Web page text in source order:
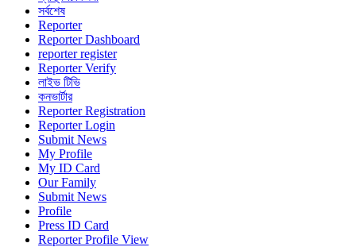
সর্বশেষ
Reporter
Reporter Dashboard
reporter register
Reporter Verify
লাইভ টিভি
কনভার্টার
Reporter Registration
Reporter Login
Submit News
My Profile
My ID Card
Our Family
Submit News
Profile
Press ID Card
Reporter Profile View